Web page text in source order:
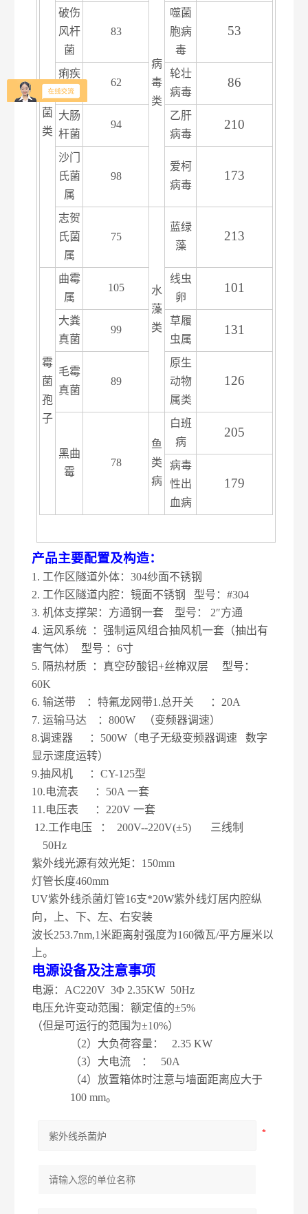
细
菌
类
病
毒
类
破伤
风杆
菌
83
噬菌
胞病
毒
53
痢疾
杆菌
62
轮壮
病毒
86
大肠
杆菌
94
乙肝
病毒
210
沙门
氏菌
属
98
爱柯
病毒
173
志贺
氏菌
属
75
水
藻
类
蓝绿
藻
213
霉
菌
孢
子
曲霉
属
105
线虫
卵
101
大粪
真菌
99
草履
虫属
131
毛霉
真菌
89
原生
动物
属类
126
黑曲
霉
78
鱼
类
病
白班
病
205
病毒
性出
血病
179
产品主要配置及构造：
1. 工作区隧道外体：304纱面不锈钢
2. 工作区隧道内腔：镜面不锈钢 型号：#304
3. 机体支撑架：方通钢一套 型号： 2″方通
4. 运风系统 ：强制运风组合抽风机一套（抽出有
害气体） 型号 ：6寸
5. 隔热材质 ：真空矽酸铝+丝棉双层 型号：
60K
6. 输送带 ：特氟龙网带1.总开关 ：20A
7. 运输马达 ：800W （变频器调速）
8.调速器 ：500W（电子无级变频器调速 数字
显示速度运转）
9.抽风机 ：CY-125型
10.电流表 ：50A 一套
11.电压表 ：220V 一套
12.工作电压 ： 200V--220V(±5) 三线制
50Hz
紫外线光源有效光矩：150mm
灯管长度460mm
UV紫外线杀菌灯管16支*20W紫外线灯居内腔纵
向，上、下、左、右安装
波长253.7nm,1米距离射强度为160微瓦/平方厘米以
上。
电源设备及注意事项
电源：AC220V 3Φ 2.35KW 50Hz
电压允许变动范围：额定值的±5%
（但是可运行的范围为±10%）
（2）大负荷容量：
2.35 KW
（3）大电流 ：
50A
（4）放置箱体时注意与墙面距离应大于
100 mm。